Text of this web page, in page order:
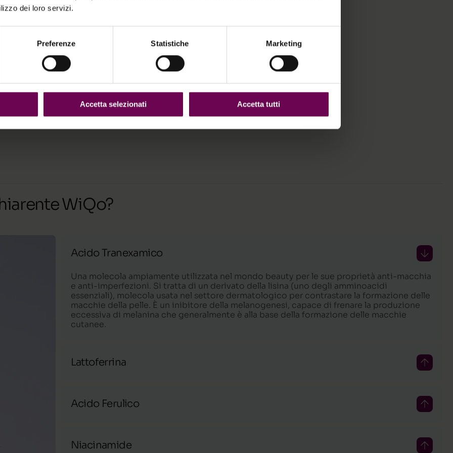
dei loro servizi.
Preferenze Statistiche Marketing
Accetta selezionati Accetta tutti
WiQo?
Acido Tranexamico
Una molecola ampiamente utilizzata nel mondo beauty per le sue proprietà anti-macchia
e anti-imperfezioni. Si tratta di un derivato della lisina (uno degli amminoacidi
essenziali), molecola usata nel settore dermatologico per contrastare la formazione delle
macchie della pelle. È un inibitore della melanogenesi, capace di frenare la produzione
eccessiva di melanina che generalmente è alla base della formazione delle macchie
cutanee.
Lattoferrina
preventiva in quanto è in grado di bloccare l’inizio delle reazioni radicaliche a catena che
Acido Ferulico
Niacinamide